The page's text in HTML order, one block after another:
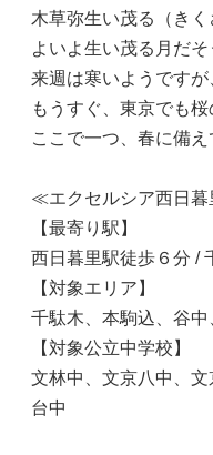
木草弥生い茂る（き
よいよ生い茂る月だそ
来週は寒いようですが
もうすぐ、東京でも桜
ここで一つ、春に備
≪エクセルシア西日
【最寄り駅】
西日暮里駅徒歩６分 /
【対象エリア】
千駄木、本駒込、谷
【対象公立中学校】
文林中、文京八中、
台中